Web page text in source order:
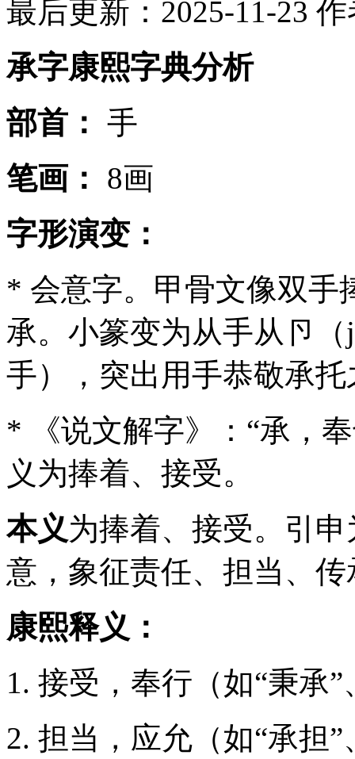
最后更新：2025-11-23 作
承字康熙字典分析
部首： 手
笔画：
8画
字形演变：
* 会意字。甲骨文像双手
承。小篆变为从手从卪
手），突出用手恭敬承托
* 《说文解字》：“承，
义为捧着、接受。
本义为捧着、接受。引
意，象征责任、担当、
康熙释义：
1. 接受，奉行（如“秉承”
2. 担当，应允（如“承担”